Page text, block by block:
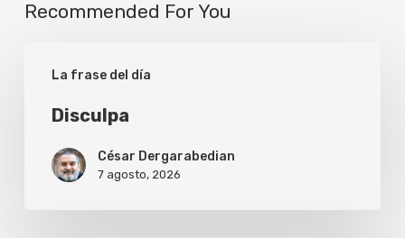
Recommended For You
La frase del día
Disculpa
César Dergarabedian
7 agosto, 2026